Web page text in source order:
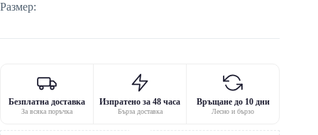
Размер:
Безплатна доставка
За всяка поръчка
Изпратено за 48 часа
Бърза доставка
Връщане до 10 дни
Лесно и бързо